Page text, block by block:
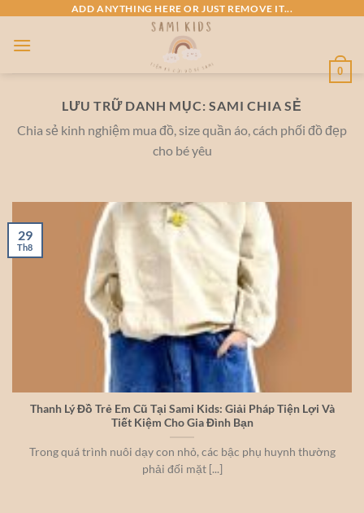
nội
dung
ADD ANYTHING HERE OR JUST REMOVE IT...
0
LƯU TRỮ DANH MỤC:SAMI CHIA SẺ
Chia sẻ kinh nghiệm mua đồ, size quần áo, cách phối đồ đẹp
cho bé yêu
Thanh Lý Đồ Trẻ Em Cũ Tại Sami Kids: Giải Pháp Tiện Lợi Và
Tiết Kiệm Cho Gia Đình Bạn
Trong quá trình nuôi dạy con nhỏ, các bậc phụ huynh thường
phải đối mặt [...]
29
Th8